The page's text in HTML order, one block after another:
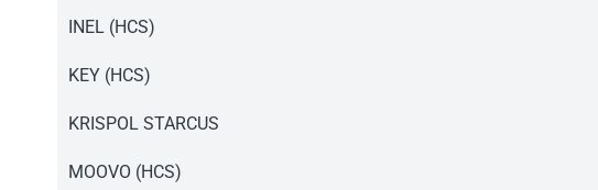
Instrukcja pilot T4.pdf
INEL (HCS)
Instrukcja pilot T4.pdf
KEY (HCS)
Instrukcja pilot T4.pdf
KRISPOL STARCUS
Instrukcja pilot T4.pdf
MOOVO (HCS)